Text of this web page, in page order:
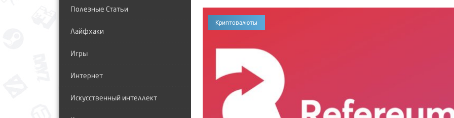
Полезные Статьи
Лайфхаки
Игры
Интернет
Искусственный интеллект
Криптовалюты